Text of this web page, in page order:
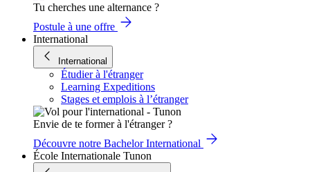
Tu cherches une alternance ?
Postule à une offre
International
International
Étudier à l'étranger
Learning Expeditions
Stages et emplois à l’étranger
Envie de te former à l'étranger ?
Découvre notre Bachelor International
École Internationale Tunon